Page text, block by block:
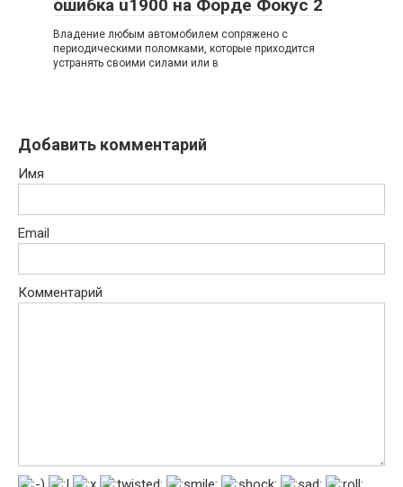
ошибка u1900 на Форде Фокус 2
Владение любым автомобилем сопряжено с
периодическими поломками, которые приходится
устранять своими силами или в
Добавить комментарий
Имя
Email
Комментарий